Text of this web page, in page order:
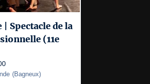
Spectacle de la
(11e
(Bagneux)